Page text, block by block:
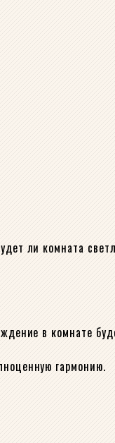
ли комната
в комнате
гармонию.